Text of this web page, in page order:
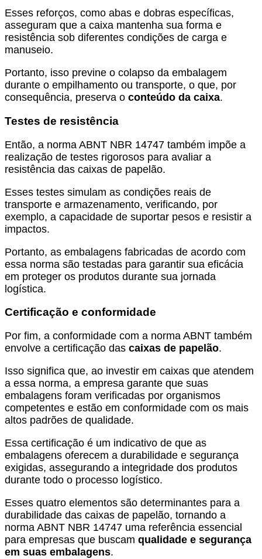
Esses reforços, como abas e dobras específicas,
asseguram que a caixa mantenha sua forma e
resistência sob diferentes condições de carga e
manuseio.
Portanto, isso previne o colapso da embalagem
durante o empilhamento ou transporte, o que, por
consequência, preserva o conteúdo da caixa.
Testes de resistência
Então, a norma ABNT NBR 14747 também impõe a
realização de testes rigorosos para avaliar a
resistência das caixas de papelão.
Esses testes simulam as condições reais de
transporte e armazenamento, verificando, por
exemplo, a capacidade de suportar pesos e resistir a
impactos.
Portanto, as embalagens fabricadas de acordo com
essa norma são testadas para garantir sua eficácia
em proteger os produtos durante sua jornada
logística.
Certificação e conformidade
Por fim, a conformidade com a norma ABNT também
envolve a certificação das caixas de papelão.
Isso significa que, ao investir em caixas que atendem
a essa norma, a empresa garante que suas
embalagens foram verificadas por organismos
competentes e estão em conformidade com os mais
altos padrões de qualidade.
Essa certificação é um indicativo de que as
embalagens oferecem a durabilidade e segurança
exigidas, assegurando a integridade dos produtos
durante todo o processo logístico.
Esses quatro elementos são determinantes para a
durabilidade das caixas de papelão, tornando a
norma ABNT NBR 14747 uma referência essencial
para empresas que buscam qualidade e segurança
em suas embalagens.